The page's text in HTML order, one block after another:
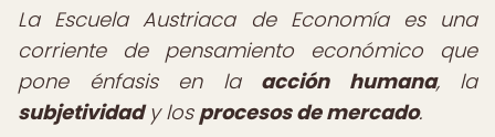
La Escuela Austriaca de Economía es una
corriente de pensamiento económico que
pone énfasis en la acción humana, la
subjetividady los procesos de mercado.